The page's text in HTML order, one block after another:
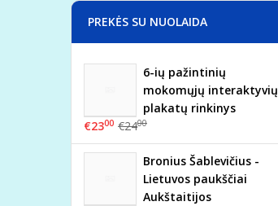
PREKĖS SU NUOLAIDA
6-ių pažintinių
mokomųjų interaktyvių
plakatų rinkinys
€2300 €2400
Bronius Šablevičius -
Lietuvos paukščiai
Aukštaitijos